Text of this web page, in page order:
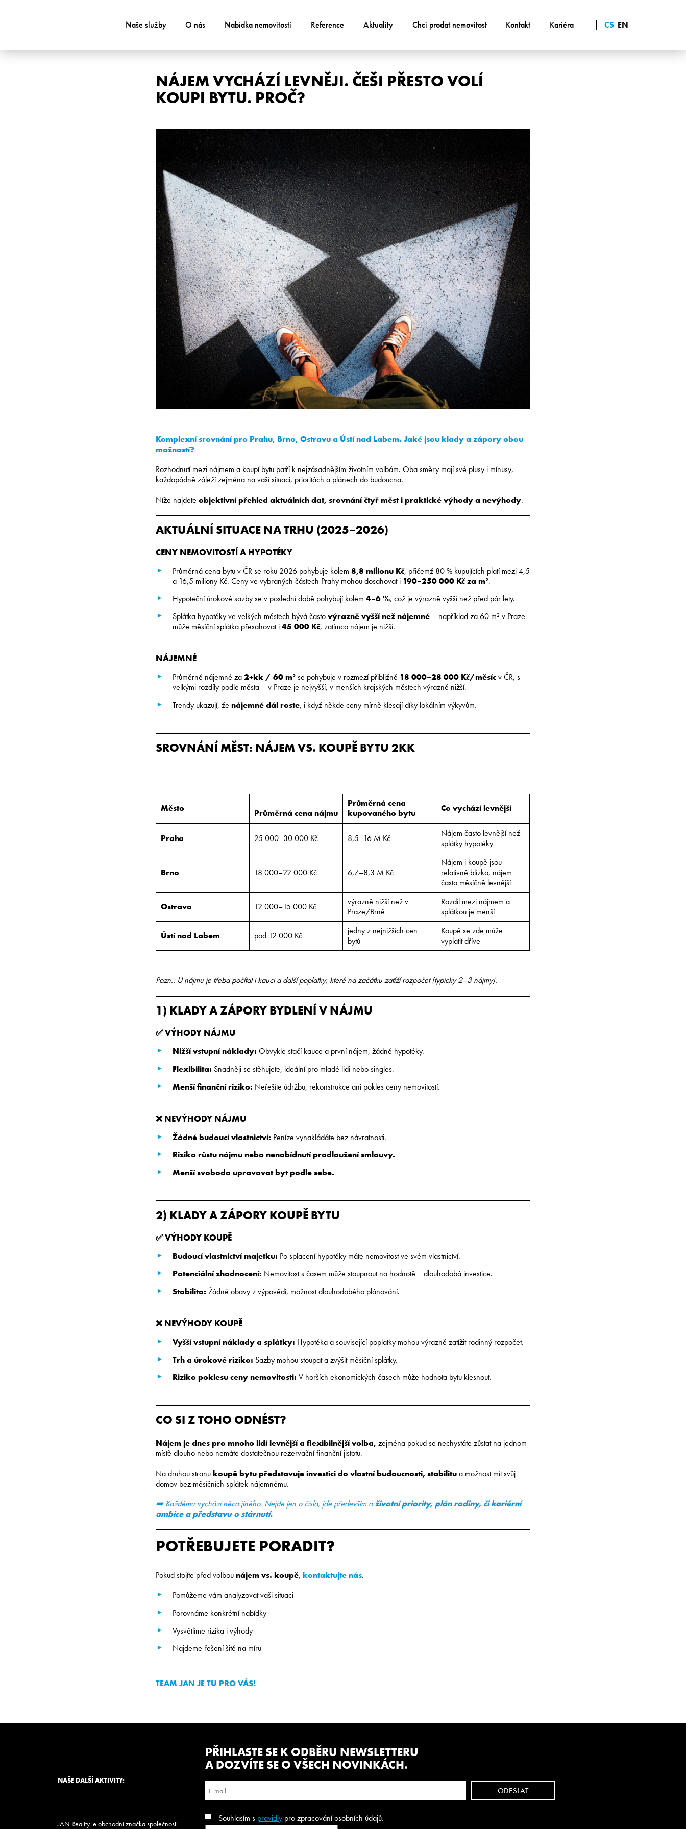
Naše služby O nás Nabídka nemovitostí Reference Aktuality Chci prodat nemovitost Kontakt Kariéra CS EN
NÁJEM VYCHÁZÍ LEVNĚJI. ČEŠI PŘESTO VOLÍ
KOUPI BYTU. PROČ?
Komplexní srovnání pro Prahu, Brno, Ostravu a Ústí nad Labem. Jaké jsou klady a zápory obou
možností?
Rozhodnutí mezi nájmem a koupí bytu patří k nejzásadnějším životním volbám. Oba směry mají své plusy i mínusy,
každopádně záleží zejména na vaší situaci, prioritách a plánech do budoucna.
Níže najdeteobjektivní přehled aktuálních dat, srovnání čtyř měst i praktické výhody a nevýhody.
AKTUÁLNÍ SITUACE NA TRHU (2025–2026)
CENY NEMOVITOSTÍ A HYPOTÉKY
Průměrná cena bytu v ČR se roku 2026 pohybuje kolem8,8 milionu Kč, přičemž 80 % kupujících platí mezi 4,5
a 16,5 miliony Kč. Ceny ve vybraných částech Prahy mohou dosahovat i 190–250 000 Kč za m².
Hypoteční úrokové sazby se v poslední době pohybují kolem4–6 %, což je výrazně vyšší než před pár lety.
Splátka hypotéky ve velkých městech bývá častovýrazně vyšší než nájemné – například za 60 m² v Praze
může měsíční splátka přesahovat i45 000 Kč, zatímco nájem je nižší.
NÁJEMNÉ
Průměrné nájemné za2+kk / 60 m²se pohybuje v rozmezí přibližně 18 000–28 000 Kč/měsícv ČR, s
velkými rozdíly podle města – v Praze je nejvyšší, v menších krajských městech výrazně nižší.
Trendy ukazují, ženájemné dál roste, i když někde ceny mírně klesají díky lokálním výkyvům.
SROVNÁNÍ MĚST: NÁJEM VS. KOUPĚ BYTU 2KK
Město Průměrná cena nájmu
Průměrná cena
kupovaného bytu
Co vychází levnější
Praha 25 000–30 000 Kč 8,5–16 M Kč
Nájem často levnější než
splátky hypotéky
Brno 18 000–22 000 Kč 6,7–8,3 M Kč
Nájem i koupě jsou
relativně blízko, nájem
často měsíčně levnější
Ostrava 12 000–15 000 Kč
výrazně nižší než v
Praze/Brně
Rozdíl mezi nájmem a
splátkou je menší
Ústí nad Labem pod 12 000 Kč
jedny z nejnižších cen
bytů
Koupě se zde může
vyplatit dříve
Pozn.: U nájmu je třeba počítat i kauci a další poplatky, které na začátku zatíží rozpočet (typicky 2–3 nájmy).
1) KLADY A ZÁPORY BYDLENÍ V NÁJMU
✅ VÝHODY NÁJMU
Nižší vstupní náklady: Obvykle stačí kauce a první nájem, žádné hypotéky.
Flexibilita: Snadněji se stěhujete, ideální pro mladé lidi nebo singles.
Menší finanční riziko: Neřešíte údržbu, rekonstrukce ani pokles ceny nemovitostí.
❌ NEVÝHODY NÁJMU
Žádné budoucí vlastnictví: Peníze vynakládáte bez návratnosti.
Riziko růstu nájmu nebo nenabídnutí prodloužení smlouvy.
Menší svoboda upravovat byt podle sebe.
2) KLADY A ZÁPORY KOUPĚ BYTU
✅ VÝHODY KOUPĚ
Budoucí vlastnictví majetku: Po splacení hypotéky máte nemovitost ve svém vlastnictví.
Potenciální zhodnocení: Nemovitost s časem může stoupnout na hodnotě = dlouhodobá investice.
Stabilita: Žádné obavy z výpovědi, možnost dlouhodobého plánování.
❌ NEVÝHODY KOUPĚ
Vyšší vstupní náklady a splátky: Hypotéka a související poplatky mohou výrazně zatížit rodinný rozpočet.
Trh a úrokové riziko: Sazby mohou stoupat a zvýšit měsíční splátky.
Riziko poklesu ceny nemovitosti: V horších ekonomických časech může hodnota bytu klesnout.
CO SI Z TOHO ODNÉST?
Nájem je dnes pro mnoho lidí levnější a flexibilnější volba,zejména pokud se nechystáte zůstat na jednom
místě dlouho nebo nemáte dostatečnou rezervační finanční jistotu.
Na druhou stranukoupě bytu představuje investici do vlastní budoucnosti, stabilitua možnost mít svůj
domov bez měsíčních splátek nájemnému.
➡️ Každému vychází něco jiného. Nejde jen o čísla, jde především oživotní priority, plán rodiny, či kariérní
ambice a představu o stárnutí.
POTŘEBUJETE PORADIT?
Pokud stojíte před volbounájem vs. koupě,kontaktujte nás.
Pomůžeme vám analyzovat vaši situaci
Porovnáme konkrétní nabídky
Vysvětlíme rizika i výhody
Najdeme řešení šité na míru
TEAM JAN JE TU PRO VÁS!
NAŠE DALŠÍ AKTIVITY:
JAN Reality je obchodní značka společnosti
PŘIHLASTE SE K ODBĚRU NEWSLETTERU
A DOZVÍTE SE O VŠECH NOVINKÁCH.
Souhlasím s pravidly pro zpracování osobních údajů.